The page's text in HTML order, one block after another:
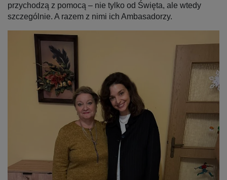
przychodzą z pomocą – nie tylko od Święta, ale wtedy
szczególnie. A razem z nimi ich Ambasadorzy.